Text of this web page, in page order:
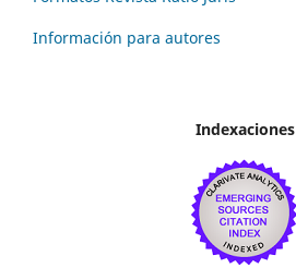
Información para autores
Indexaciones